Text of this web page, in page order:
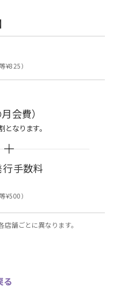
¥825）
会費）
なります。
行手数料
¥500）
舗ごとに異なります。
る